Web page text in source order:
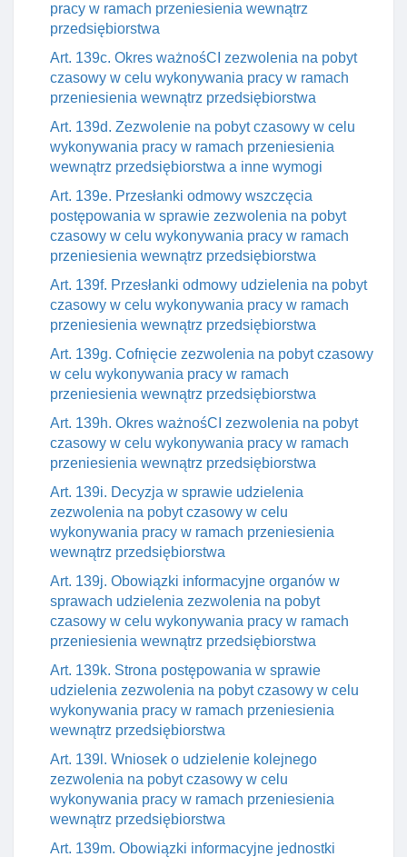
pracy w ramach przeniesienia wewnątrz
przedsiębiorstwa
Art. 139c. Okres ważnośCI zezwolenia na pobyt
czasowy w celu wykonywania pracy w ramach
przeniesienia wewnątrz przedsiębiorstwa
Art. 139d. Zezwolenie na pobyt czasowy w celu
wykonywania pracy w ramach przeniesienia
wewnątrz przedsiębiorstwa a inne wymogi
Art. 139e. Przesłanki odmowy wszczęcia
postępowania w sprawie zezwolenia na pobyt
czasowy w celu wykonywania pracy w ramach
przeniesienia wewnątrz przedsiębiorstwa
Art. 139f. Przesłanki odmowy udzielenia na pobyt
czasowy w celu wykonywania pracy w ramach
przeniesienia wewnątrz przedsiębiorstwa
Art. 139g. Cofnięcie zezwolenia na pobyt czasowy
w celu wykonywania pracy w ramach
przeniesienia wewnątrz przedsiębiorstwa
Art. 139h. Okres ważnośCI zezwolenia na pobyt
czasowy w celu wykonywania pracy w ramach
przeniesienia wewnątrz przedsiębiorstwa
Art. 139i. Decyzja w sprawie udzielenia
zezwolenia na pobyt czasowy w celu
wykonywania pracy w ramach przeniesienia
wewnątrz przedsiębiorstwa
Art. 139j. Obowiązki informacyjne organów w
sprawach udzielenia zezwolenia na pobyt
czasowy w celu wykonywania pracy w ramach
przeniesienia wewnątrz przedsiębiorstwa
Art. 139k. Strona postępowania w sprawie
udzielenia zezwolenia na pobyt czasowy w celu
wykonywania pracy w ramach przeniesienia
wewnątrz przedsiębiorstwa
Art. 139l. Wniosek o udzielenie kolejnego
zezwolenia na pobyt czasowy w celu
wykonywania pracy w ramach przeniesienia
wewnątrz przedsiębiorstwa
Art. 139m. Obowiązki informacyjne jednostki